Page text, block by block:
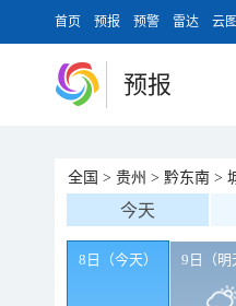
首页 预报 预警 雷达 云图
预报
全国 > 贵州 > 黔东南 >
今天
8日（今天） 9日（明